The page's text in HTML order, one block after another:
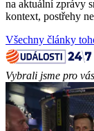
na aktuální zprávy
kontext, postřehy
Všechny články
Vybrali jsme pro vás